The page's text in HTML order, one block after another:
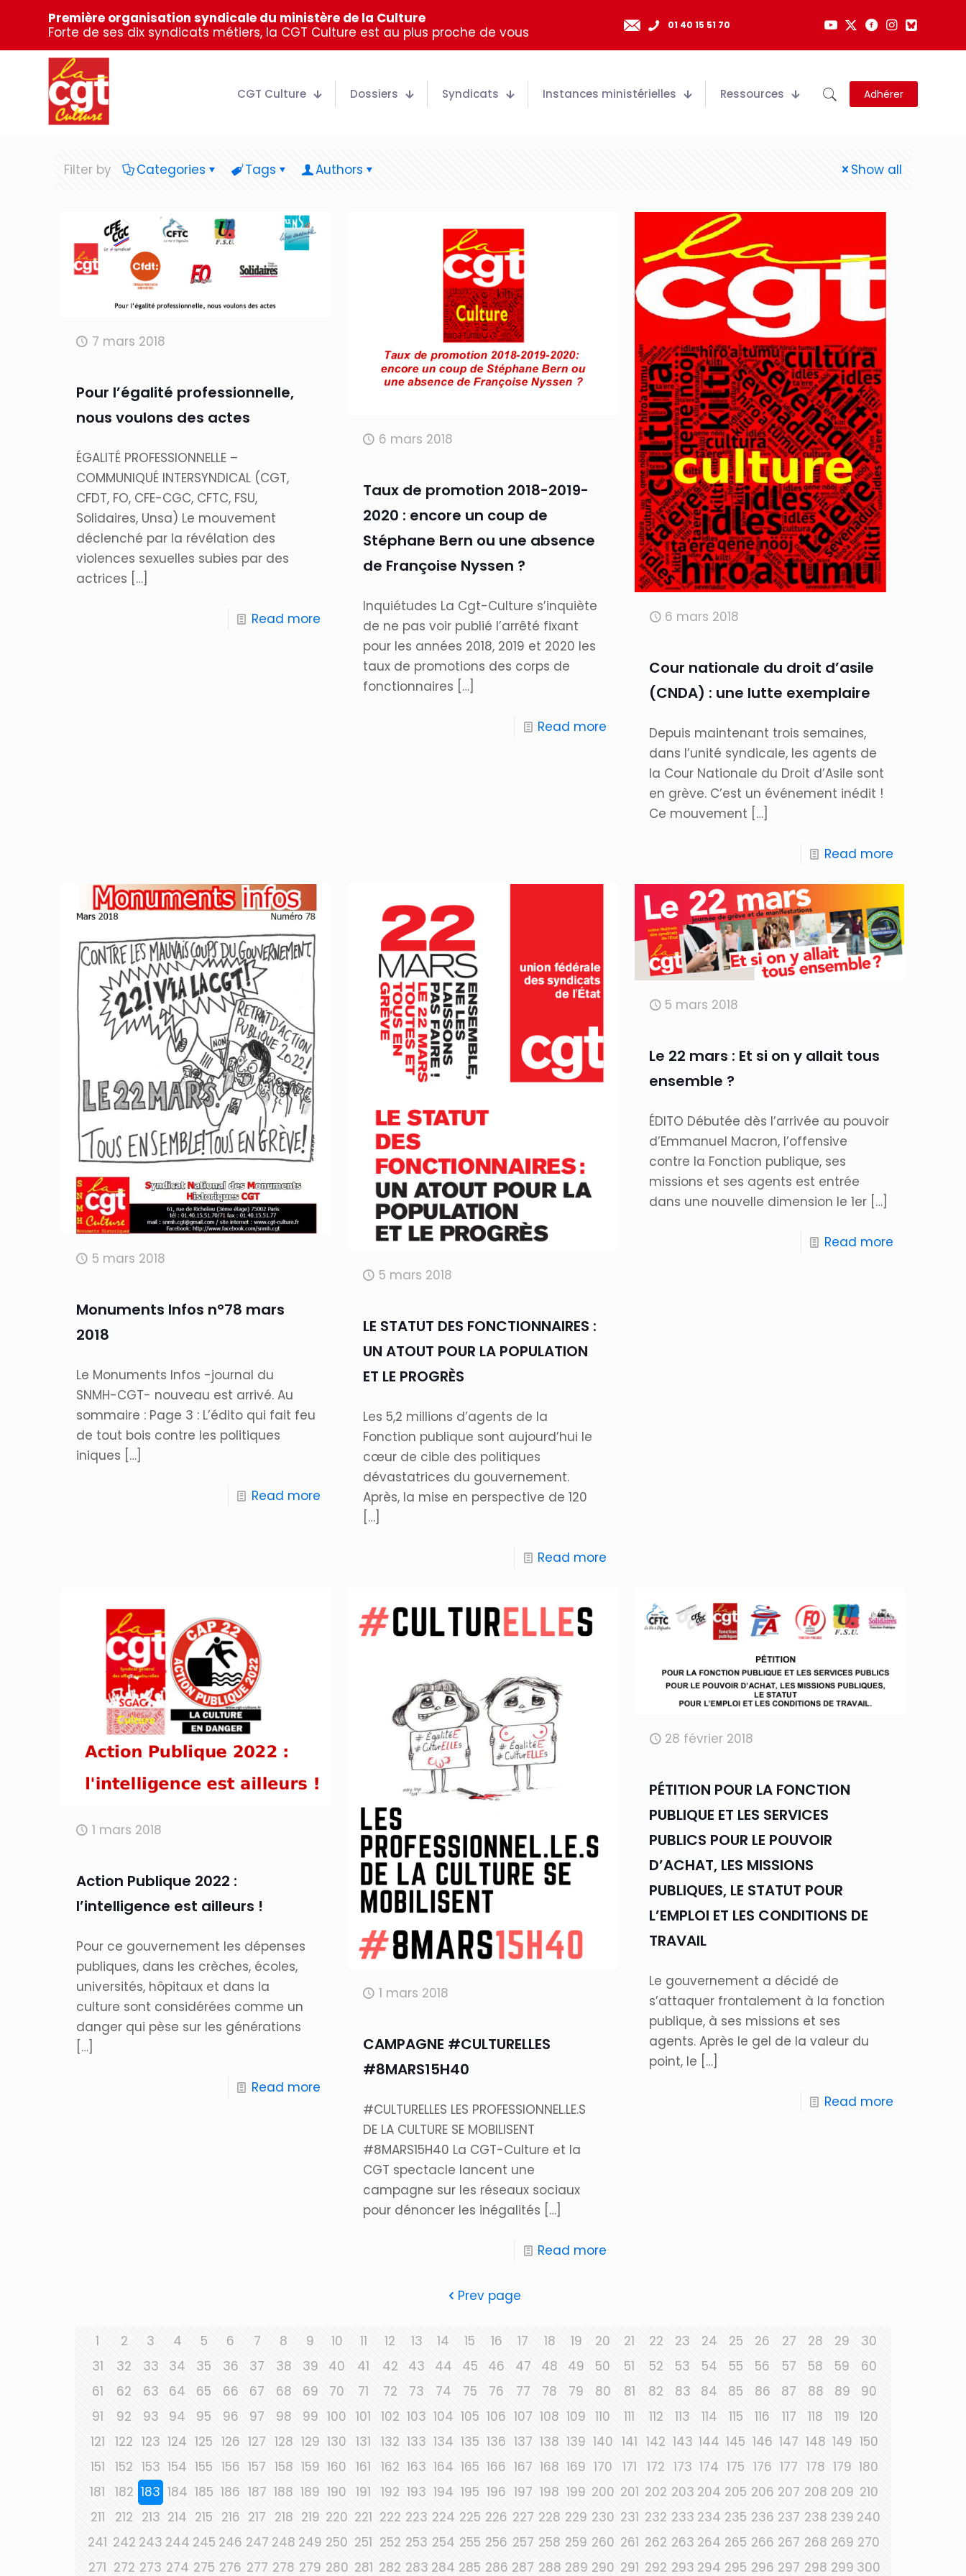
Première organisation syndicale du ministère de la Culture
Forte de ses dix syndicats métiers, la CGT Culture est au plus proche de vous
01 40 15 51 70
CGT Culture Dossiers Syndicats Instances ministérielles Ressources Adhérer
Filter by Categories Tags Authors Show all
7 mars 2018
Pour l’égalité professionnelle,
nous voulons des actes
ÉGALITÉ PROFESSIONNELLE –
COMMUNIQUÉ INTERSYNDICAL (CGT,
CFDT, FO, CFE-CGC, CFTC, FSU,
Solidaires, Unsa) Le mouvement
déclenché par la révélation des
violences sexuelles subies par des
actrices […]
Read more
6 mars 2018
Taux de promotion 2018-2019-
2020 : encore un coup de
Stéphane Bern ou une absence
de Françoise Nyssen ?
Inquiétudes La Cgt-Culture s’inquiète
de ne pas voir publié l’arrêté fixant
pour les années 2018, 2019 et 2020 les
taux de promotions des corps de
fonctionnaires […]
Read more
6 mars 2018
Cour nationale du droit d’asile
(CNDA) : une lutte exemplaire
Depuis maintenant trois semaines,
dans l’unité syndicale, les agents de
la Cour Nationale du Droit d’Asile sont
en grève. C’est un événement inédit !
Ce mouvement […]
Read more
5 mars 2018
Monuments Infos n°78 mars
2018
Le Monuments Infos -journal du
SNMH-CGT- nouveau est arrivé. Au
sommaire : Page 3 : L’édito qui fait feu
de tout bois contre les politiques
iniques […]
Read more
5 mars 2018
LE STATUT DES FONCTIONNAIRES :
UN ATOUT POUR LA POPULATION
ET LE PROGRÈS
Les 5,2 millions d’agents de la
Fonction publique sont aujourd’hui le
cœur de cible des politiques
dévastatrices du gouvernement.
Après, la mise en perspective de 120
[…]
Read more
5 mars 2018
Le 22 mars : Et si on y allait tous
ensemble ?
ÉDITO Débutée dès l’arrivée au pouvoir
d’Emmanuel Macron, l’offensive
contre la Fonction publique, ses
missions et ses agents est entrée
dans une nouvelle dimension le 1er […]
Read more
1 mars 2018
Action Publique 2022 :
l’intelligence est ailleurs !
Pour ce gouvernement les dépenses
publiques, dans les crèches, écoles,
universités, hôpitaux et dans la
culture sont considérées comme un
danger qui pèse sur les générations
[…]
Read more
1 mars 2018
CAMPAGNE #CULTURELLES
#8MARS15H40
#CULTURELLES LES PROFESSIONNEL.LE.S
DE LA CULTURE SE MOBILISENT
#8MARS15H40 La CGT-Culture et la
CGT spectacle lancent une
campagne sur les réseaux sociaux
pour dénoncer les inégalités […]
Read more
28 février 2018
PÉTITION POUR LA FONCTION
PUBLIQUE ET LES SERVICES
PUBLICS POUR LE POUVOIR
D’ACHAT, LES MISSIONS
PUBLIQUES, LE STATUT POUR
L’EMPLOI ET LES CONDITIONS DE
TRAVAIL
Le gouvernement a décidé de
s’attaquer frontalement à la fonction
publique, à ses missions et ses
agents. Après le gel de la valeur du
point, le […]
Read more
Prev page
1 2 3 4 5 6 7 8 9 10 11 12 13 14 15 16 17 18 19 20 21 22 23 24 25 26 27 28 29
30
31
32 33 34 35 36 37 38 39 40 41 42 43 44 45 46 47 48 49 50 51 52 53 54 55 56 57 58 59
60
61
62 63 64 65 66 67 68 69 70 71 72 73 74 75 76 77 78 79 80 81 82 83 84 85 86 87 88 89
90
91
92 93 94 95 96 97 98 99 100 101 102 103 104 105 106 107 108 109 110 111 112 113 114 115 116 117 118 119
120
121
122 123 124 125 126 127 128 129 130 131 132 133 134 135 136 137 138 139 140 141 142 143 144 145 146 147 148 149 150
151
152 153 154 155 156 157 158 159 160 161 162 163 164 165 166 167 168 169 170 171 172 173 174 175 176 177 178 179 180
181
182 183 184 185 186 187 188 189 190 191 192 193 194 195 196 197 198 199 200 201 202 203 204 205 206 207 208 209 210
211
212 213 214 215 216 217 218 219 220 221 222 223 224 225 226 227 228 229 230 231 232 233 234 235 236 237 238 239 240
241 242 243 244 245 246 247 248 249 250 251 252 253 254 255 256 257 258 259 260 261 262 263 264 265 266 267 268 269 270
271 272 273 274 275 276 277 278 279 280 281 282 283 284 285 286 287 288 289 290 291 292 293 294 295 296 297 298 299 300